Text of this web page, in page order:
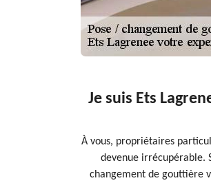
Je suis Ets
À vous, propriétaires
devenue irrécupérable.
changement de gouttière